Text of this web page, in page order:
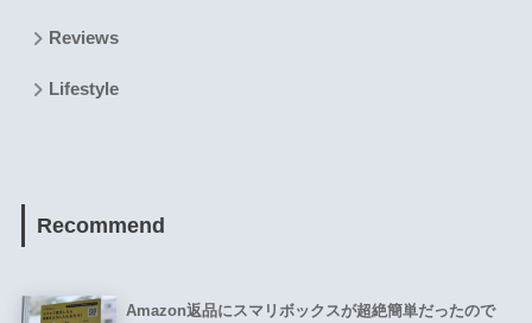
Reviews
Lifestyle
Recommend
Amazon返品にスマリボックスが超絶簡単だったので